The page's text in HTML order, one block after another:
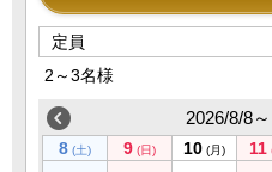
定員
2～3名様
2026/8/8
8 (土) 9 (日) 10 (月) 11